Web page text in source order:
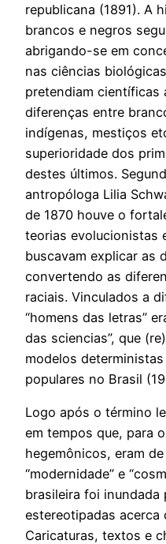
republicana (1891). A
brancos e negros
abrigando-se em
nas ciências
pretendiam científicas
diferenças entre
indígenas, mestiços
superioridade dos
destes últimos.
antropóloga Lilia
de 1870 houve o
teorias evolucionistas
buscavam explicar as
convertendo as
raciais. Vinculados a
“homens das letras”
das sciencias”, que
modelos
populares no Brasil
Logo após o término
em tempos que, para
hegemônicos, eram de
“modernidade” e
brasileira foi inundada
estereotipadas acerca
Caricaturas, textos e